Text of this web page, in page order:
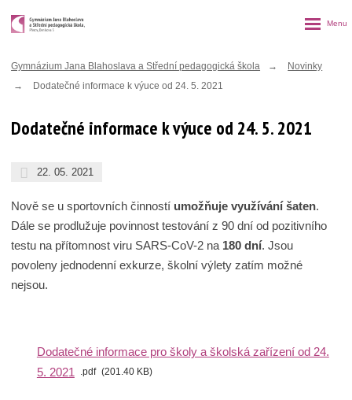
Gymnázium Jana Blahoslava a Střední pedagogická škola
Novinky
Dodatečné informace k výuce od 24. 5. 2021
Dodatečné informace k výuce od 24. 5. 2021
22. 05. 2021
Nově se u sportovních činností umožňuje využívání šaten.
Dále se prodlužuje povinnost testování z 90 dní od pozitivního
testu na přítomnost viru SARS-CoV-2 na 180 dní. Jsou
povoleny jednodenní exkurze, školní výlety zatím možné
nejsou.
Dodatečné informace pro školy a školská zařízení od 24.
5. 2021
pdf 201.40 KB